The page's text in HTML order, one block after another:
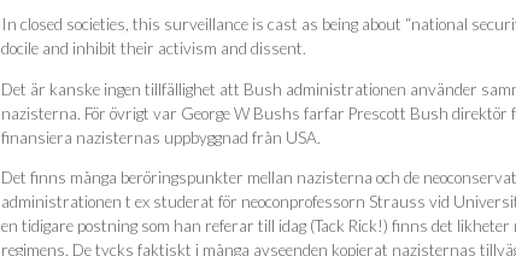
In closed societies, this surveillance is cast as being about “national
docile and inhibit their activism and dissent.
Det är kanske ingen tillfällighet att Bush administrationen använder
nazisterna. För övrigt var George W Bushs farfar Prescott Bush
finansiera nazisternas uppbyggnad från USA.
Det finns många beröringspunkter mellan nazisterna och de
administrationen t ex studerat för neoconprofessorn Strauss vid
en tidigare postning som han referar till idag (Tack Rick!) finns det
regimens. De tycks faktiskt i många avseenden kopierat nazisternas